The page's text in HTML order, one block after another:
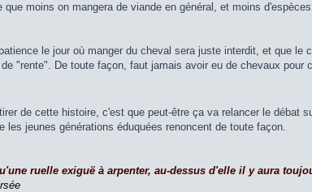
que moins on mangera de viande en général, et moins
le jour où manger du cheval sera juste interdit, et que le
"rente". De toute façon, faut jamais avoir eu de chevaux pour
de cette histoire, c'est que peut-être ça va relancer le débat
les jeunes générations éduquées renoncent de toute façon.
ruelle exiguë à arpenter, au-dessus d'elle il y aura